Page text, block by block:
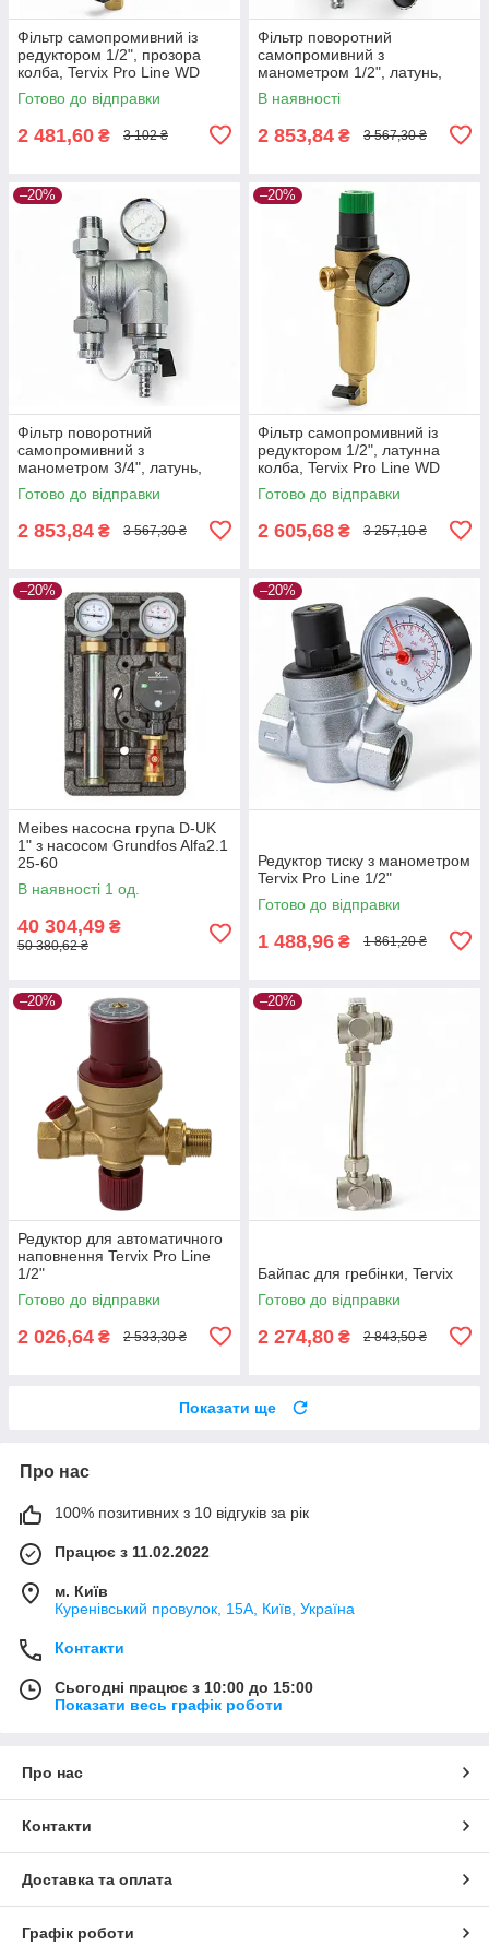
Фільтр самопромивний із
редуктором 1/2", прозора
колба, Tervix Pro Line WD
Готово до відправки
2 481,60 ₴ 3 102 ₴
Фільтр поворотний
самопромивний з
манометром 1/2", латунь,
Tervix Pro Line WD
В наявності
2 853,84 ₴ 3 567,30 ₴
–20%
Фільтр поворотний
самопромивний з
манометром 3/4", латунь,
Tervix Pro Line WD
Готово до відправки
2 853,84 ₴ 3 567,30 ₴
–20%
Фільтр самопромивний із
редуктором 1/2", латунна
колба, Tervix Pro Line WD
Готово до відправки
2 605,68 ₴ 3 257,10 ₴
–20%
Meibes насосна група D-UK
1" з насосом Grundfos Alfa2.1
25-60
В наявності 1 од.
40 304,49 ₴
50 380,62 ₴
–20%
Редуктор тиску з манометром
Tervix Pro Line 1/2"
Готово до відправки
1 488,96 ₴ 1 861,20 ₴
–20%
Редуктор для автоматичного
наповнення Tervix Pro Line
1/2"
Готово до відправки
2 026,64 ₴ 2 533,30 ₴
–20%
Байпас для гребінки, Tervix
Готово до відправки
2 274,80 ₴ 2 843,50 ₴
Показати ще
Про нас
100% позитивних з 10 відгуків за рік
Працює з 11.02.2022
м. Київ
Куренівський провулок, 15А, Київ, Україна
Контакти
Сьогодні працює з 10:00 до 15:00
Показати весь графік роботи
Про нас
Контакти
Доставка та оплата
Графік роботи